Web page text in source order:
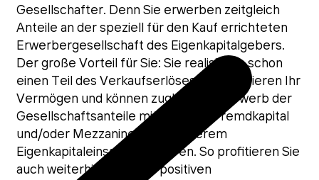
Gesellschafter. Denn Sie erwerben zeitgleich
Anteile an der speziell für den Kauf errichteten
Erwerbergesellschaft des Eigenkapitalgebers.
Der große Vorteil für Sie: Sie realisieren schon
einen Teil des Verkaufserlöses, diversifizieren Ihr
Vermögen und können zugleich den Erwerb der
Gesellschaftsanteile mit Hilfe von Fremdkapital
und/oder Mezzanine bei geringerem
Eigenkapitaleinsatz finanzieren. So profitieren Sie
auch weiterhin von einer positiven